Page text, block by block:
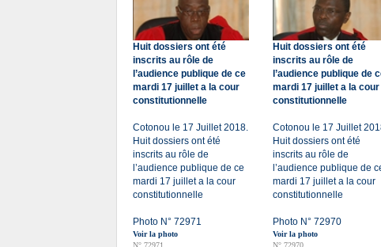
Huit dossiers ont été
inscrits au rôle de
l’audience publique de ce
mardi 17 juillet a la cour
constitutionnelle
Cotonou le 17 Juillet 2018.
Huit dossiers ont été
inscrits au rôle de
l’audience publique de ce
mardi 17 juillet a la cour
constitutionnelle
Photo N° 72971
Voir la photo
N° 72971
Huit dossiers ont été
inscrits au rôle de
l’audience publique de
mardi 17 juillet a la cour
constitutionnelle
Cotonou le 17 Juillet
Huit dossiers ont été
inscrits au rôle de
l’audience publique de
mardi 17 juillet a la cour
constitutionnelle
Photo N° 72970
Voir la photo
N° 72970